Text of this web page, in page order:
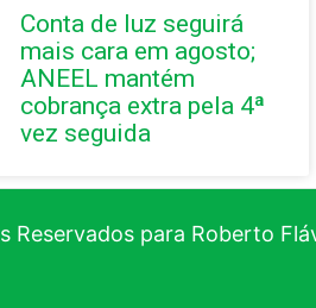
Conta de luz seguirá
mais cara em agosto;
ANEEL mantém
cobrança extra pela 4ª
vez seguida
Reservados para Roberto